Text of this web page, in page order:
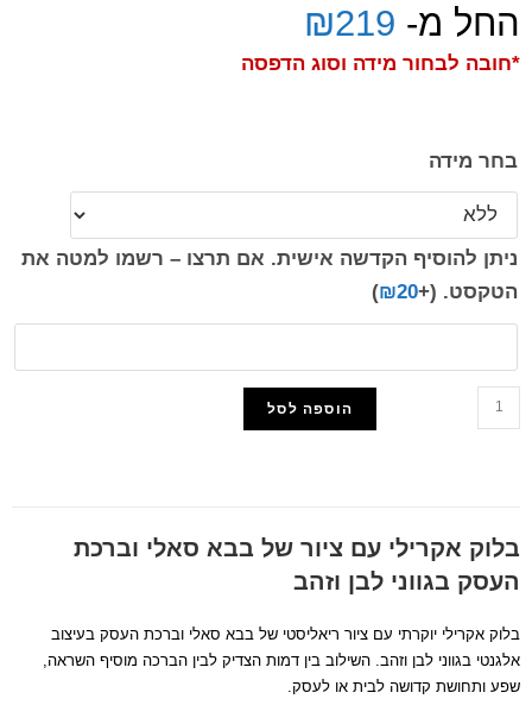
החל מ- ₪219
*חובה לבחור מידה וסוג הדפסה
בחר מידה
ניתן להוסיף הקדשה אישית. אם תרצו – רשמו למטה את
הטקסט. (+
₪20
)
הוספה לסל
בלוק אקרילי עם ציור של בבא סאלי וברכת
העסק בגווני לבן וזהב
בלוק אקרילי יוקרתי עם ציור ריאליסטי של בבא סאלי וברכת העסק בעיצוב
אלגנטי בגווני לבן וזהב. השילוב בין דמות הצדיק לבין הברכה מוסיף השראה,
שפע ותחושת קדושה לבית או לעסק.